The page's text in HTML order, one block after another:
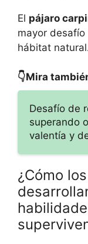
El pájaro
mayor
hábitat
👇Mira
Desafío de
superando
valentía y
¿Cómo